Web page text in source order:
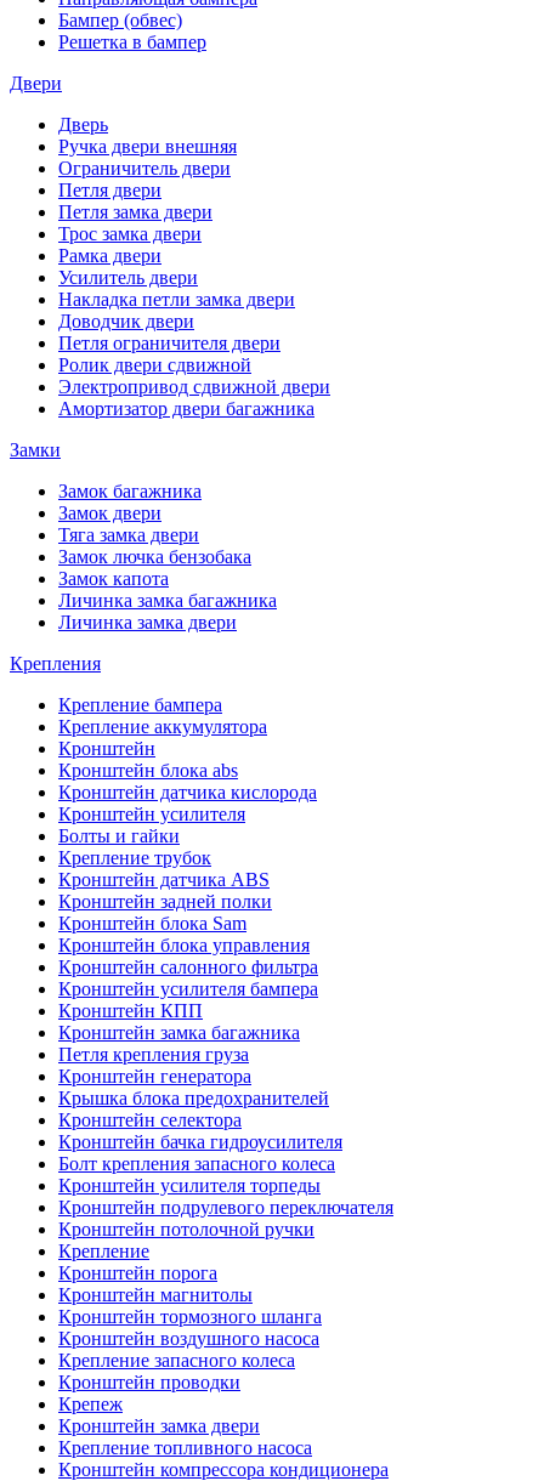
Бампер (обвес)
Решетка в бампер
Двери
Дверь
Ручка двери внешняя
Ограничитель двери
Петля двери
Петля замка двери
Трос замка двери
Рамка двери
Усилитель двери
Накладка петли замка двери
Доводчик двери
Петля ограничителя двери
Ролик двери сдвижной
Электропривод сдвижной двери
Амортизатор двери багажника
Замки
Замок багажника
Замок двери
Тяга замка двери
Замок лючка бензобака
Замок капота
Личинка замка багажника
Личинка замка двери
Крепления
Крепление бампера
Крепление аккумулятора
Кронштейн
Кронштейн блока abs
Кронштейн датчика кислорода
Кронштейн усилителя
Болты и гайки
Крепление трубок
Кронштейн датчика ABS
Кронштейн задней полки
Кронштейн блока Sam
Кронштейн блока управления
Кронштейн салонного фильтра
Кронштейн усилителя бампера
Кронштейн КПП
Кронштейн замка багажника
Петля крепления груза
Кронштейн генератора
Крышка блока предохранителей
Кронштейн селектора
Кронштейн бачка гидроусилителя
Болт крепления запасного колеса
Кронштейн усилителя торпеды
Кронштейн подрулевого переключателя
Кронштейн потолочной ручки
Крепление
Кронштейн порога
Кронштейн магнитолы
Кронштейн тормозного шланга
Кронштейн воздушного насоса
Крепление запасного колеса
Кронштейн проводки
Крепеж
Кронштейн замка двери
Крепление топливного насоса
Кронштейн компрессора кондиционера